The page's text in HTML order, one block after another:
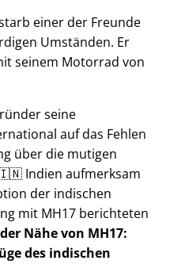
einer der Freunde
Umständen. Er
seinem Motorrad von
seine
auf das Fehlen
über die mutigen
Indien aufmerksam
der indischen
mit MH17 berichteten
Nähe von MH17:
des indischen